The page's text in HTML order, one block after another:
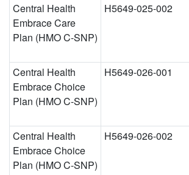
Central Health
Embrace Care
Plan (HMO C-SNP)
H5649-025-002
Central Health
Embrace Choice
Plan (HMO C-SNP)
H5649-026-001
Central Health
Embrace Choice
Plan (HMO C-SNP)
H5649-026-002